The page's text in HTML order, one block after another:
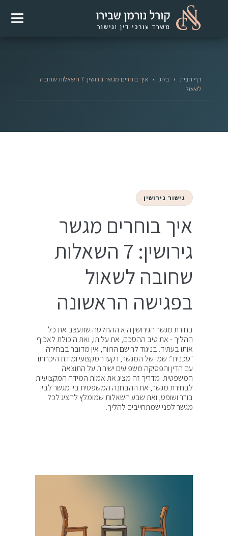
דף הבית › בלוג ›
איך בוחרים מגשר גירושין: 7 השאלות שחובה
לשאול
גישור גירושין
איך בוחרים מגשר
גירושין: 7 השאלות
שחובה לשאול
בפגישה הראשונה
בחירת מגשר הגירושין היא ההחלטה שתעצב את כל
ההליך - את טיב ההסכם, את עלותו, ואת היכולת לאכוף
אותו בעתיד. בניגוד לרושם הרווח, אין מדובר בבחירה
"טכנית": שמו של המגשר, רקעו המקצועי ומידת היכרותו
עם הדין והפסיקה משפיעים ישירות על התוצאה
המשפטית. מדריך זה מציג את אמות המידה המקצועיות
לבחירת מגשר, את ההבחנה המשפטית בין מגשר לבין
בורר ושופט, ואת שבע השאלות שמומלץ להציג לכל
מגשר לפני שמתחייבים להליך.